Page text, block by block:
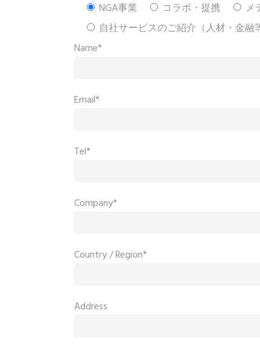
NGA事業
コラボ・提携 メ
自社サービスのご紹介（人材・金融
Name*
Email*
Tel*
Company*
Country / Region*
Address